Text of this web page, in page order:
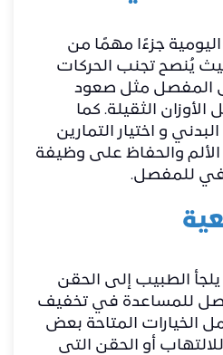
جزءًا مهمًا من
يُنصح تجنب الحركات
المفصل مثل صعود
الأوزان الثقيلة. كما
و اختيار التمارين
والحفاظ على وظيفة
للمفصل.
الطبيب إلى الحقن
للمساعدة في تخفيف
الخيارات المتاحة بعض
أو الحقن التي